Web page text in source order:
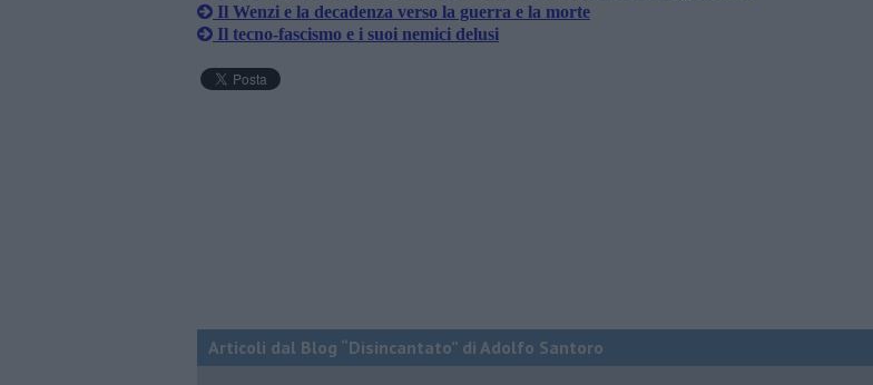
Il Wenzi e la decadenza verso la guerra e la morte
​Il tecno-fascismo e i suoi nemici delusi
Articoli dal Blog “Disincantato” di Adolfo Santoro